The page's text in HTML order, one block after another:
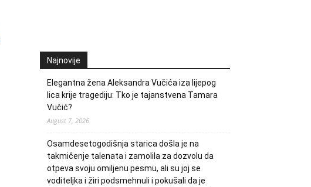
Najnovije
Elegantna žena Aleksandra Vučića iza lijepog
lica krije tragediju: Tko je tajanstvena Tamara
Vučić?
August 7, 2026
Osamdesetogodišnja starica došla je na
takmičenje talenata i zamolila za dozvolu da
otpeva svoju omiljenu pesmu, ali su joj se
voditeljka i žiri podsmehnuli i pokušali da je